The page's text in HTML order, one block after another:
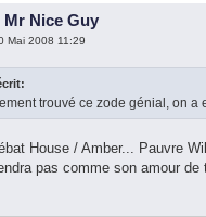
Mr Nice Guy
Mai 2008 11:29
trouvé ce zode génial, on a
House / Amber... Pauvre
pas comme son amour